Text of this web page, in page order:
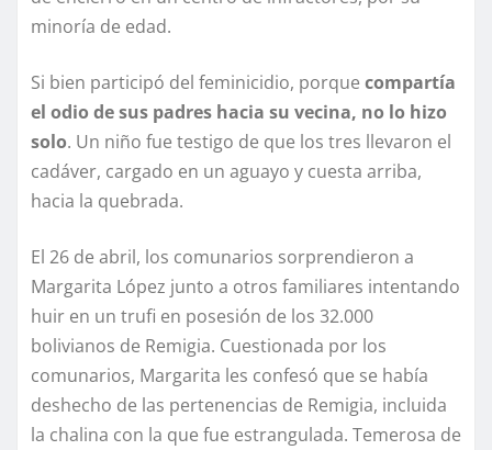
minoría de edad.
Si bien participó del feminicidio, porque compartía
el odio de sus padres hacia su vecina, no lo hizo
solo. Un niño fue testigo de que los tres llevaron el
cadáver, cargado en un aguayo y cuesta arriba,
hacia la quebrada.
El 26 de abril, los comunarios sorprendieron a
Margarita López junto a otros familiares intentando
huir en un trufi en posesión de los 32.000
bolivianos de Remigia. Cuestionada por los
comunarios, Margarita les confesó que se había
deshecho de las pertenencias de Remigia, incluida
la chalina con la que fue estrangulada. Temerosa de